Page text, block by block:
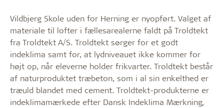
Vildbjerg Skole uden for Herning er nyopført. Valget af
materiale til lofter i fællesarealerne faldt på Troldtekt
fra Troldtekt A/S. Troldtekt sørger for et godt
indeklima samt for, at lydniveauet ikke kommer for
højt op, når eleverne holder frikvarter. Troldtekt består
af naturproduktet træbeton, som i al sin enkelthed er
træuld blandet med cement. Troldtekt-produkterne er
indeklimamærkede efter Dansk Indeklima Mærkning,